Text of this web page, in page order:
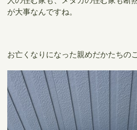
が大事なんですね。
お亡くなりになった親めだかたちの